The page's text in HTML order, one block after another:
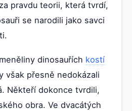
pravdu teorii, která tvrdí,
se narodili jako savci
dinosauřích kostí
však přesně nedokázali
Někteří dokonce tvrdili,
obra. Ve dvacátých